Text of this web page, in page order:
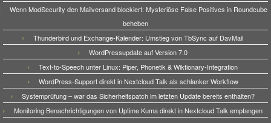
Wenn ModSecurity den Mailversand blockiert: Mysteriöse False Positives in Roundcube
beheben
Thunderbird und Exchange-Kalender: Umstieg von TbSync auf DavMail
WordPressupdate auf Version 7.0
Text-to-Speech unter Linux: Piper, Phonetik & Wiktionary-Integration
WordPress-Support direkt in Nextcloud Talk als schlanker Workflow
Systemprüfung – war das Sicherheitspatch im letzten Update bereits enthalten?
Monitoring Benachrichtigungen von Uptime Kuma direkt in Nextcloud Talk empfangen